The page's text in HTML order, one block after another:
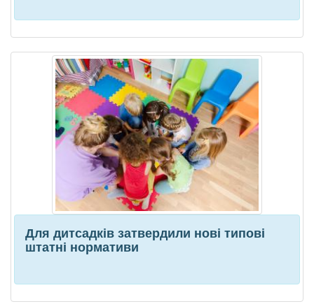
Для дитсадків затвердили нові типові
штатні нормативи